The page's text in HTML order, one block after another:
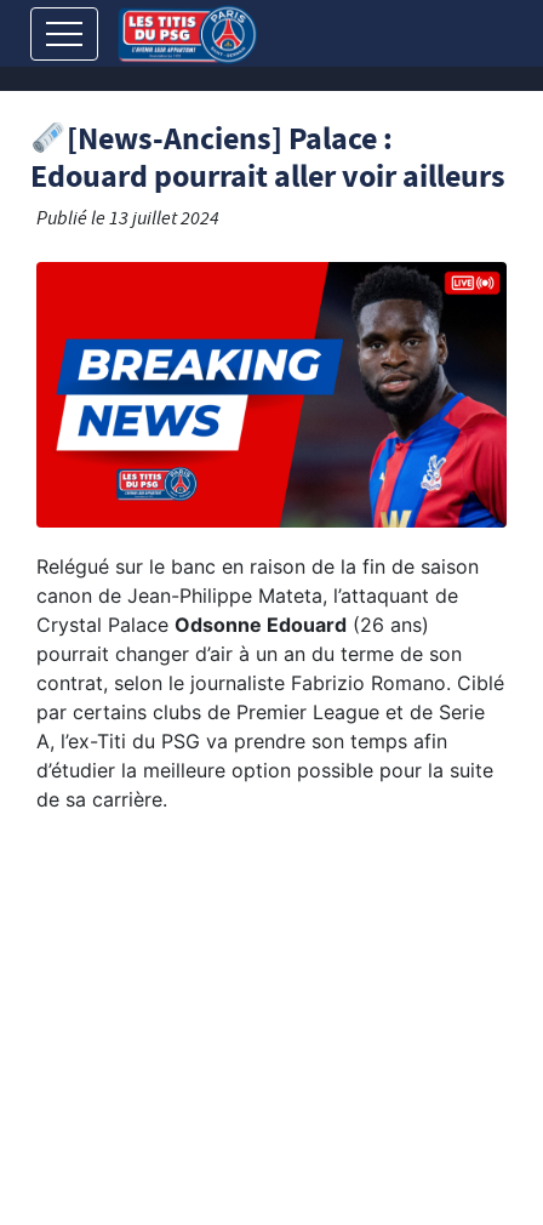
[News-Anciens] Palace :
Edouard pourrait aller voir ailleurs
Publié le13 juillet 2024
Relégué sur le banc en raison de la fin de saison
canon de Jean-Philippe Mateta, l’attaquant de
Crystal Palace Odsonne Edouard (26 ans)
pourrait changer d’air à un an du terme de son
contrat, selon le journaliste Fabrizio Romano. Ciblé
par certains clubs de Premier League et de Serie
A, l’ex-Titi du PSG va prendre son temps afin
d’étudier la meilleure option possible pour la suite
de sa carrière.